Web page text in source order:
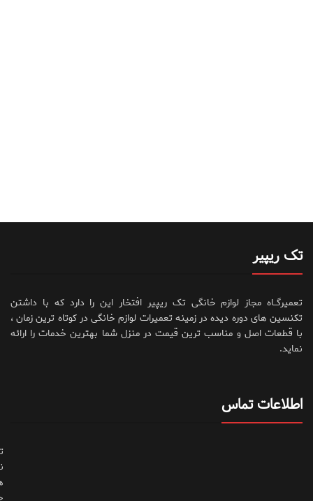
تک ریپیر
تعمیرگــاه مجاز لوازم خانگی تک ریپیر افتخار این را دارد که با داشتن
تکنسین های دوره دیده در زمینه تعمیرات لوازم خانگی در کوتاه ترین زمان ،
با قطعات اصل و مناسب ترین قیمت در منزل شما بهترین خدمات را ارائه
نماید.
اطلاعات تماس